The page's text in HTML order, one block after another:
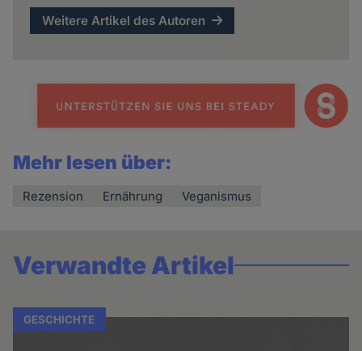
Weitere Artikel des Autoren
Mehr lesen über:
Rezension Ernährung Veganismus
Verwandte Artikel
GESCHICHTE